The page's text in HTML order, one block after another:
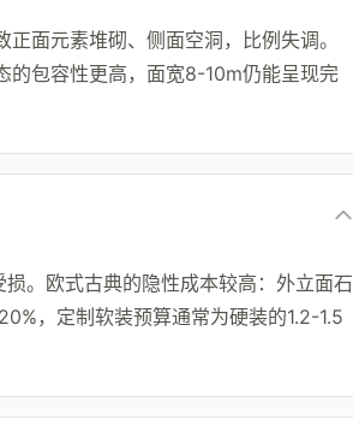
面元素堆砌、侧面空洞，比例失调。
的包容性更高，面宽8-10m仍能呈现完
。欧式古典的隐性成本较高：外立面石
，定制软装预算通常为硬装的1.2-1.5